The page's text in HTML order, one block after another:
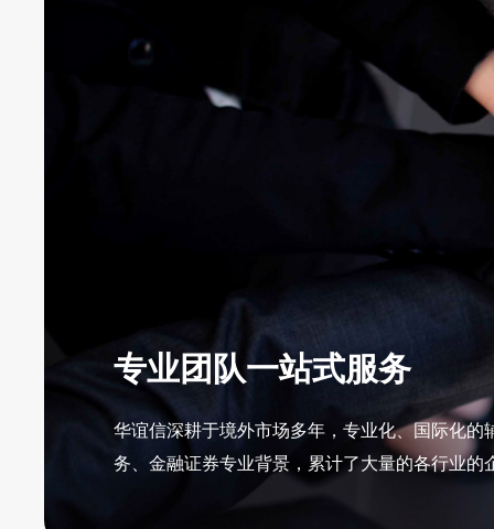
专业团队一站式服务
华谊信深耕于境外市场多年，专业化、国际化
务、金融证券专业背景，累计了大量的各行业的